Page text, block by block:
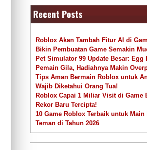
Recent Posts
Roblox Akan Tambah Fitur AI di
Bikin Pembuatan Game Semakin
Pet Simulator 99 Update Besar: Egg
Pemain Gila, Hadiahnya Makin
Tips Aman Bermain Roblox untuk
Wajib Diketahui Orang Tua!
Roblox Capai 1 Miliar Visit di Game
Rekor Baru Tercipta!
10 Game Roblox Terbaik untuk Main
Teman di Tahun 2026